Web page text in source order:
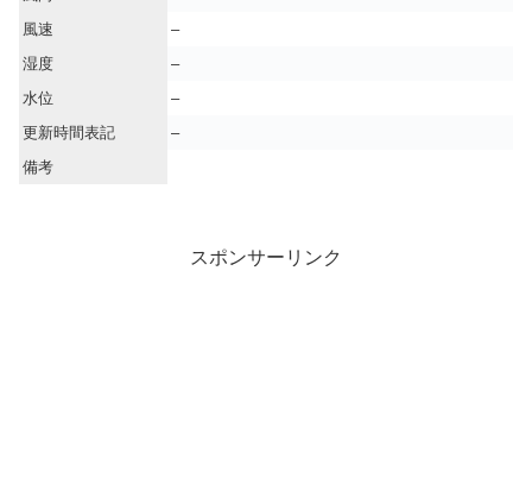
風速
–
湿度
–
水位
–
更新時間表記
–
備考
スポンサーリンク